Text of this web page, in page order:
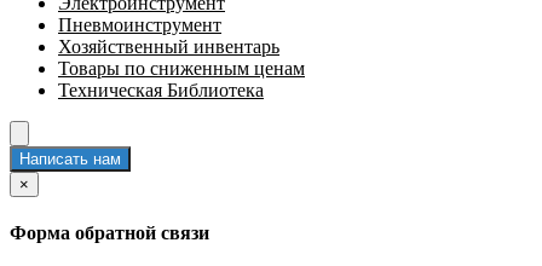
Пневмоинструмент
Хозяйственный инвентарь
Товары по сниженным ценам
Техническая Библиотека
Написать нам
×
Форма обратной связи